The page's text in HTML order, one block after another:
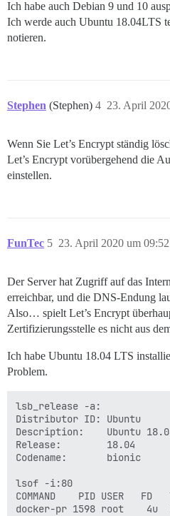
Ich habe auch Debian 9 und 10
Ich werde auch Ubuntu 18.04LTS
notieren.
Stephen (Stephen) 23. April
4
Wenn Sie Let’s Encrypt ständig
Let’s Encrypt vorübergehend die
einstellen.
FunTec 23. April 2020 um 09:52
5
Der Server hat Zugriff auf das
erreichbar, und die DNS-Endung
Also… spielt Let’s Encrypt
Zertifizierungsstelle es nicht aus
Ich habe Ubuntu 18.04 LTS
Problem.
lsb_release -a:
Distributor ID: Ubuntu
Description:    Ubuntu
Release:        18.04
Codename:       bionic
lsof -i:80
COMMAND    PID USER   FD
docker-pr 1598 root    4u